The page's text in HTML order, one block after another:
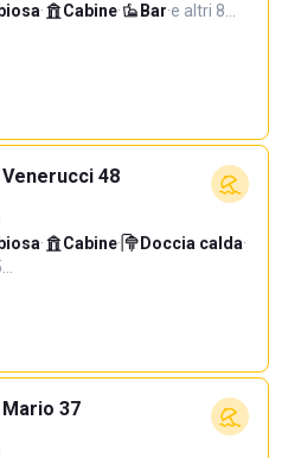
· Cabine· Bar·e altri 8…
Venerucci 48
· Cabine· Doccia calda·
37